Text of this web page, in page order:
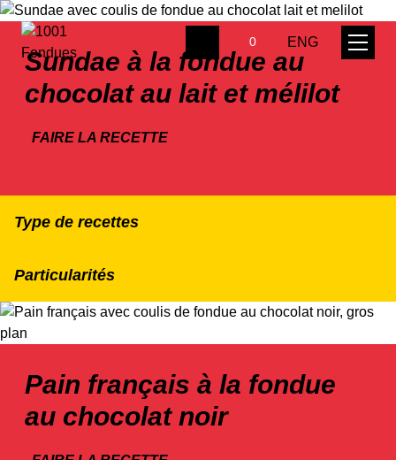
0 ENG
Sundae à la fondue au
chocolat au lait et mélilot
FAIRE LA RECETTE
Type de recettes
Particularités
Pain français à la fondue
au chocolat noir